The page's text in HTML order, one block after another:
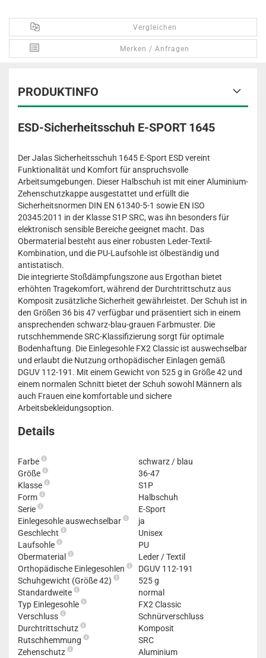
Vergleichen
Merken / Anfragen
PRODUKTINFO
ESD-Sicherheitsschuh E-SPORT 1645
Der Jalas Sicherheitsschuh 1645 E-Sport ESD vereint
Funktionalität und Komfort für anspruchsvolle
Arbeitsumgebungen. Dieser Halbschuh ist mit einer Aluminium-
Zehenschutzkappe ausgestattet und erfüllt die
Sicherheitsnormen DIN EN 61340-5-1 sowie EN ISO
20345:2011 in der Klasse S1P SRC, was ihn besonders für
elektronisch sensible Bereiche geeignet macht. Das
Obermaterial besteht aus einer robusten Leder-Textil-
Kombination, und die PU-Laufsohle ist ölbeständig und
antistatisch.
Die integrierte Stoßdämpfungszone aus Ergothan bietet
erhöhten Tragekomfort, während der Durchtrittschutz aus
Komposit zusätzliche Sicherheit gewährleistet. Der Schuh ist in
den Größen 36 bis 47 verfügbar und präsentiert sich in einem
ansprechenden schwarz-blau-grauen Farbmuster. Die
rutschhemmende SRC-Klassifizierung sorgt für optimale
Bodenhaftung. Die Einlegesohle FX2 Classic ist auswechselbar
und erlaubt die Nutzung orthopädischer Einlagen gemäß
DGUV 112-191. Mit einem Gewicht von 525 g in Größe 42 und
einem normalen Schnitt bietet der Schuh sowohl Männern als
auch Frauen eine komfortable und sichere
Arbeitsbekleidungsoption.
Details
Farbe
schwarz / blau
Größe
36-47
Klasse
S1P
Form
Halbschuh
Serie
E-Sport
Einlegesohle auswechselbar
ja
Geschlecht
Unisex
Laufsohle
PU
Obermaterial
Leder / Textil
Orthopädische Einlegesohlen
DGUV 112-191
Schuhgewicht (Größe 42)
525 g
Standardweite
normal
Typ Einlegesohle
FX2 Classic
Verschluss
Schnürverschluss
Durchtrittschutz
Komposit
Rutschhemmung
SRC
Zehenschutz
Aluminium